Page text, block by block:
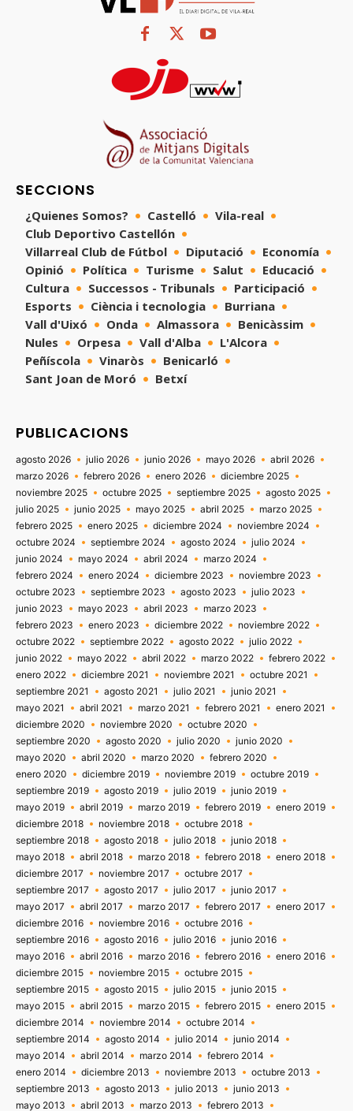
SECCIONS
¿Quienes Somos? Castelló
Vila-real
Club Deportivo Castellón
Villarreal Club de Fútbol
Diputació
Economía
Opinió
Política Turisme Salut
Educació
Cultura
Successos - Tribunals
Participació
Esports
Ciència i tecnologia
Burriana
Vall d'Uixó
Onda Almassora
Benicàssim
Nules
Orpesa Vall d'Alba
L'Alcora
Peñíscola
Vinaròs
Benicarló
Sant Joan de Moró
Betxí
PUBLICACIONS
agosto 2026 julio 2026 junio 2026 mayo 2026
abril 2026
marzo 2026
febrero 2026 enero 2026
diciembre 2025
noviembre 2025
octubre 2025 septiembre 2025
agosto 2025
julio 2025
junio 2025 mayo 2025 abril 2025
marzo 2025
febrero 2025
enero 2025 diciembre 2024
noviembre 2024
octubre 2024
septiembre 2024 agosto 2024
julio 2024
junio 2024
mayo 2024 abril 2024
marzo 2024
febrero 2024
enero 2024 diciembre 2023
noviembre 2023
octubre 2023
septiembre 2023 agosto 2023
julio 2023
junio 2023
mayo 2023 abril 2023
marzo 2023
febrero 2023
enero 2023 diciembre 2022
noviembre 2022
octubre 2022
septiembre 2022 agosto 2022
julio 2022
junio 2022
mayo 2022 abril 2022 marzo 2022
febrero 2022
enero 2022
diciembre 2021 noviembre 2021
octubre 2021
septiembre 2021
agosto 2021 julio 2021
junio 2021
mayo 2021
abril 2021 marzo 2021 febrero 2021
enero 2021
diciembre 2020
noviembre 2020
octubre 2020
septiembre 2020
agosto 2020 julio 2020
junio 2020
mayo 2020
abril 2020 marzo 2020
febrero 2020
enero 2020
diciembre 2019 noviembre 2019
octubre 2019
septiembre 2019
agosto 2019 julio 2019
junio 2019
mayo 2019
abril 2019 marzo 2019 febrero 2019
enero 2019
diciembre 2018
noviembre 2018
octubre 2018
septiembre 2018
agosto 2018 julio 2018
junio 2018
mayo 2018
abril 2018 marzo 2018 febrero 2018
enero 2018
diciembre 2017
noviembre 2017
octubre 2017
septiembre 2017
agosto 2017 julio 2017
junio 2017
mayo 2017
abril 2017 marzo 2017 febrero 2017
enero 2017
diciembre 2016
noviembre 2016
octubre 2016
septiembre 2016
agosto 2016 julio 2016
junio 2016
mayo 2016
abril 2016 marzo 2016 febrero 2016
enero 2016
diciembre 2015
noviembre 2015
octubre 2015
septiembre 2015
agosto 2015 julio 2015
junio 2015
mayo 2015
abril 2015 marzo 2015 febrero 2015
enero 2015
diciembre 2014
noviembre 2014
octubre 2014
septiembre 2014
agosto 2014 julio 2014
junio 2014
mayo 2014
abril 2014 marzo 2014
febrero 2014
enero 2014
diciembre 2013 noviembre 2013
octubre 2013
septiembre 2013
agosto 2013 julio 2013
junio 2013
mayo 2013
abril 2013 marzo 2013 febrero 2013